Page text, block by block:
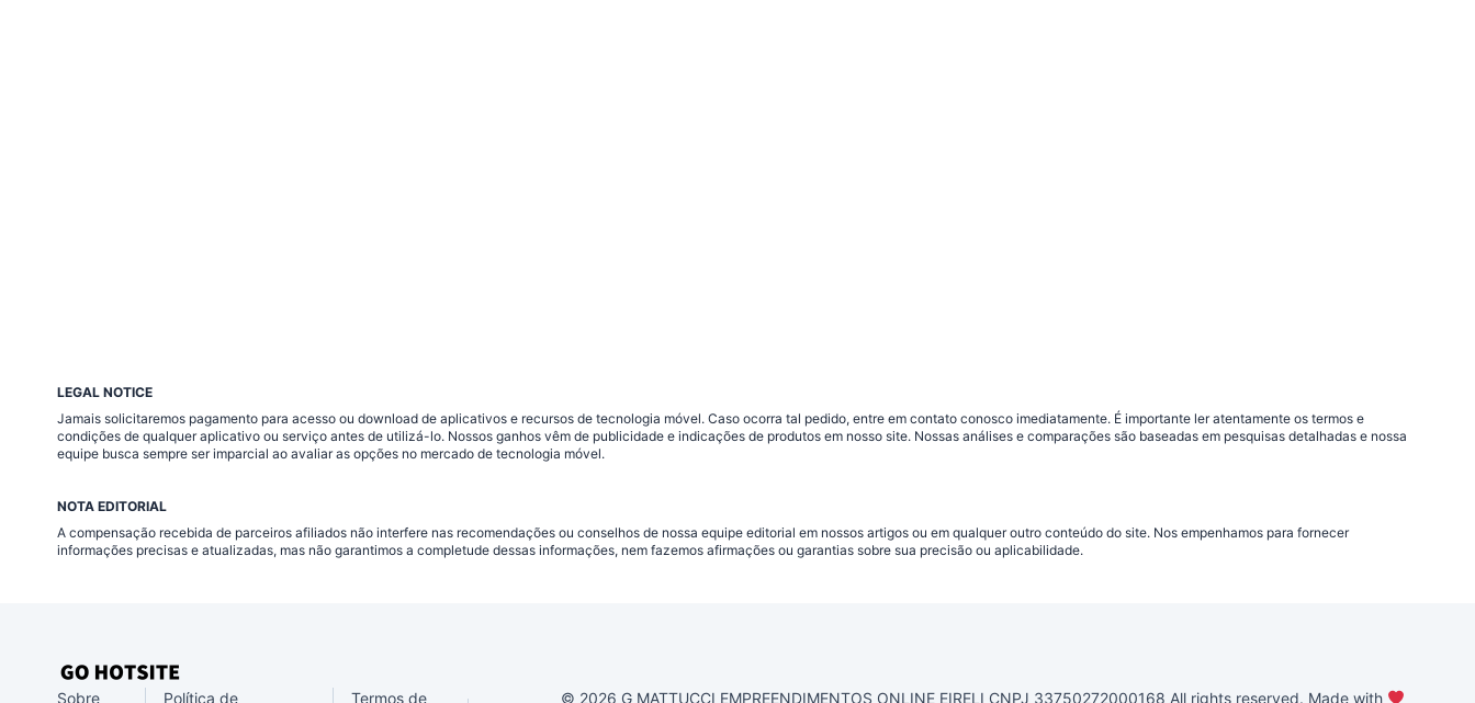
LEGAL NOTICE
Jamais solicitaremos pagamento para acesso ou download de aplicativos e recursos de tecnologia móvel. Caso ocorra tal pedido, entre em contato conosco imediatamente. É importante ler atentamente os termos e
condições de qualquer aplicativo ou serviço antes de utilizá-lo. Nossos ganhos vêm de publicidade e indicações de produtos em nosso site. Nossas análises e comparações são baseadas em pesquisas detalhadas e nossa
equipe busca sempre ser imparcial ao avaliar as opções no mercado de tecnologia móvel.
NOTA EDITORIAL
A compensação recebida de parceiros afiliados não interfere nas recomendações ou conselhos de nossa equipe editorial em nossos artigos ou em qualquer outro conteúdo do site. Nos empenhamos para fornecer
informações precisas e atualizadas, mas não garantimos a completude dessas informações, nem fazemos afirmações ou garantias sobre sua precisão ou aplicabilidade.
Sobre Política de Termos de © 2026 G MATTUCCI EMPREENDIMENTOS ONLINE EIRELI CNPJ 33750272000168 All rights reserved. Made with